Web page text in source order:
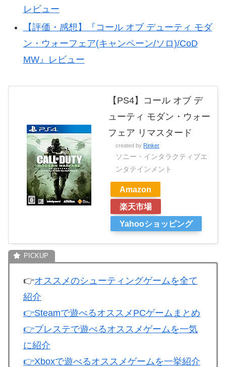
レビュー
【評価・感想】『コール オブ デューティ モダ
ン・ウォーフェア(キャンペーン/ソロ)/CoD
MW』レビュー
【PS4】コール オブ デ
ューティ モダン・ウォー
フェア リマスタード
created by Rinker
ソニー・インタラクティブエ
ンタテインメント
Amazon
楽天市場
Yahooショッピング
👉オススメのシューティングゲームを全て
紹介
👉Steamで遊べるオススメPCゲームまとめ
👉プレステで遊べるオススメゲームを一気
に紹介
👉Xboxで遊べるオススメゲームを一挙紹介